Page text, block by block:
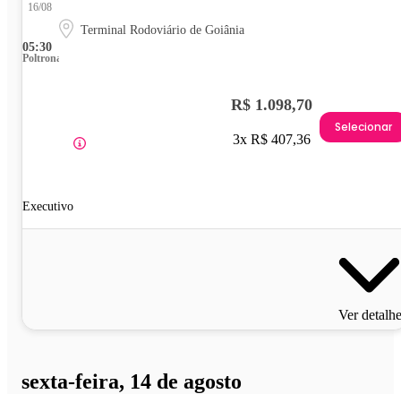
05:30
16/08
Terminal Rodoviário de Goiânia
Poltrona
Executivo
R$ 1.098,70
3x R$ 407,36
Selecionar
Ver
sexta-feira, 14 de agosto